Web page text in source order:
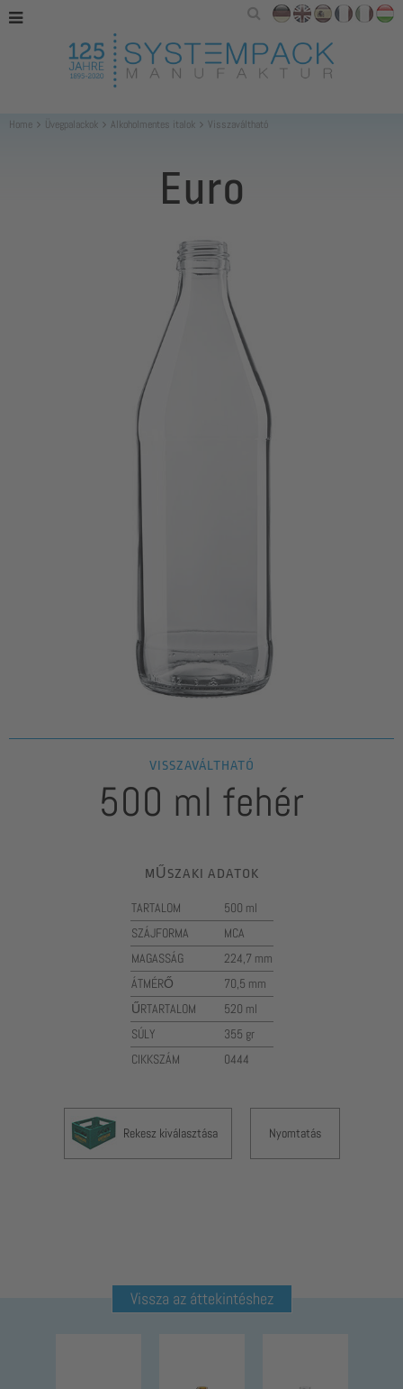
Home Üvegpalackok Alkoholmentes italok Visszaváltható
Euro
VISSZAVÁLTHATÓ
500 ml fehér
MŰSZAKI ADATOK
TARTALOM
500 ml
SZÁJFORMA
MCA
MAGASSÁG
224,7 mm
ÁTMÉRŐ
70,5 mm
ŰRTARTALOM
520 ml
SÚLY
355 gr
CIKKSZÁM
0444
Rekesz kiválasztása Nyomtatás
Vissza az áttekintéshez